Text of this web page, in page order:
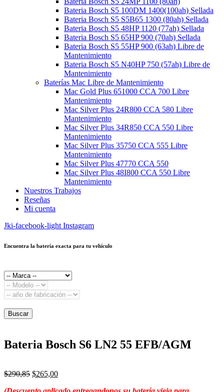
Bateria Bosch S5 100DM 1400(100ah) Sellada
Bateria Bosch S5 S5B65 1300 (80ah) Sellada
Bateria Bosch S5 48HP 1120 (77ah) Sellada
Bateria Bosch S5 65HP 900 (70ah) Sellada
Bateria Bosch S5 55HP 900 (63ah) Libre de
Mantenimiento
Bateria Bosch S5 N40HP 750 (57ah) Libre de
Mantenimiento
Baterías Mac Libre de Mantenimiento
Mac Gold Plus 651000 CCA 700 Libre
Mantenimiento
Mac Silver Plus 24R800 CCA 580 Libre
Mantenimiento
Mac Silver Plus 34R850 CCA 550 Libre
Mantenimiento
Mac Silver Plus 35750 CCA 555 Libre
Mantenimiento
Mac Silver Plus 47770 CCA 550
Mac Silver Plus 48I800 CCA 550 Libre
Mantenimiento
Nuestros Trabajos
Reseñas
Mi cuenta
Jki-facebook-light Instagram
Encuentra la batería exacta para tu vehículo
Buscar
Bateria Bosch S6 LN2 55 EFB/AGM
$290,85 El
$265,00El